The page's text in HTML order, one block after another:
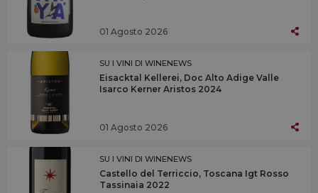
01 Agosto 2026
SU I VINI DI WINENEWS
Eisacktal Kellerei, Doc Alto Adige Valle
Isarco Kerner Aristos 2024
01 Agosto 2026
SU I VINI DI WINENEWS
Castello del Terriccio, Toscana Igt Rosso
Tassinaia 2022